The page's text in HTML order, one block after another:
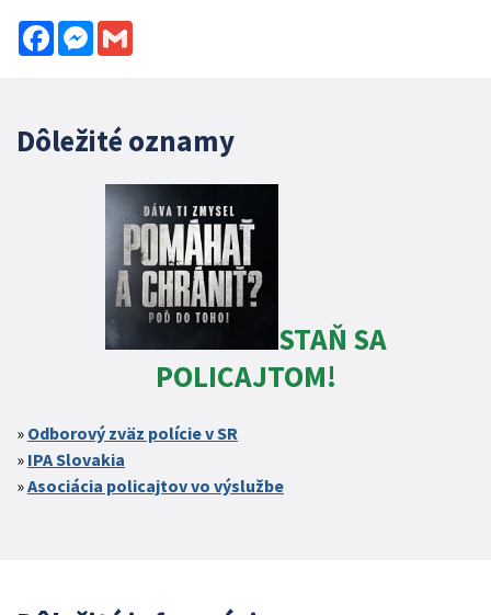
FacebookMessenger
Dôležité oznamy
STAŇ SA
POLICAJTOM!
Odborový zväz polície v SR
IPA Slovakia
Asociácia policajtov vo výslužbe